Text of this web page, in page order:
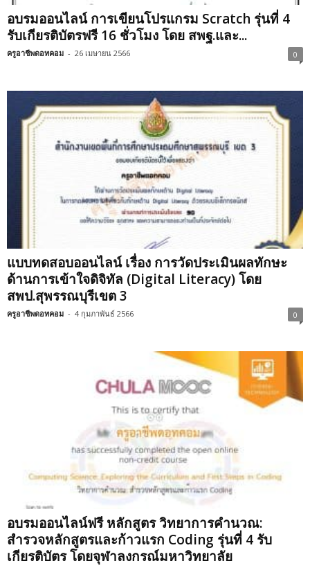
อบรมออนไลน์ การเขียนโปรแกรม Scratch รุ่นที่ 4
รับเกียรติบัตรฟรี 16 ชั่วโมง โดย สพฐ.และ...
ครูอาชีพดอทคอม - 26 เมษายน 2566 0
แบบทดสอบออนไลน์ เรื่อง การวัดประเมินผลทักษะ
ด้านการเข้าใจดิจิทัล (Digital Literacy) โดย
สพป.สุพรรณบุรีเขต 3
ครูอาชีพดอทคอม - 4 กุมภาพันธ์ 2566 0
อบรมออนไลน์ฟรี หลักสูตร วิทยาการคำนวณ:
สำรวจหลักสูตรและก้าวแรก Coding รุ่นที่ 4 รับ
เกียรติบัตร โดยจุฬาลงกรณ์มหาวิทยาลัย